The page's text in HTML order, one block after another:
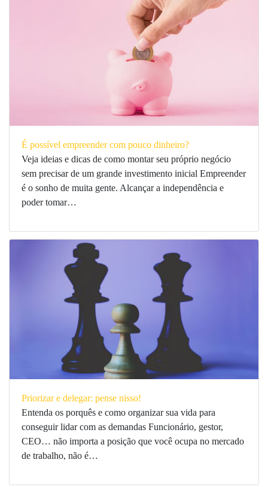
É possível empreender com pouco dinheiro?
Veja ideias e dicas de como montar seu próprio negócio
sem precisar de um grande investimento inicial Empreender
é o sonho de muita gente. Alcançar a independência e
poder tomar…
Priorizar e delegar: pense nisso!
Entenda os porquês e como organizar sua vida para
conseguir lidar com as demandas Funcionário, gestor,
CEO… não importa a posição que você ocupa no mercado
de trabalho, não é…